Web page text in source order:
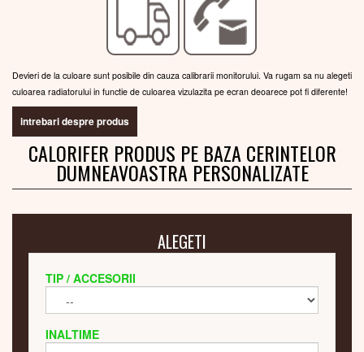
Devieri de la culoare sunt posibile din cauza calibrarii monitorului. Va rugam sa nu alegeti
culoarea radiatorului in functie de culoarea vizulazita pe ecran deoarece pot fi diferente!
intrebari despre produs
CALORIFER PRODUS PE BAZA CERINTELOR
DUMNEAVOASTRA PERSONALIZATE
ALEGETI
TIP / ACCESORII
INALTIME